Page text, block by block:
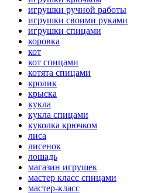
игрушки ручной работы
игрушки своими руками
игрушки спицами
коровка
кот
кот спицами
котята спицами
кролик
крыска
кукла
кукла спицами
куколка крючком
лиса
лисенок
лошадь
магазин игрушек
мастер класс спицами
мастер-класс